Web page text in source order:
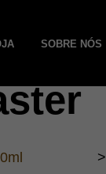
SOBRE NÓS
>